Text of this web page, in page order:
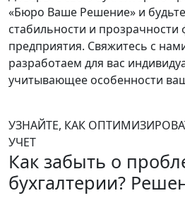
«Бюро Ваше Решение» и
стабильности и
предприятия. Свяжитесь с
разработаем для вас
учитывающее особенности
УЗНАЙТЕ, КАК
УЧЕТ
Как забыть о
бухгалтерии?